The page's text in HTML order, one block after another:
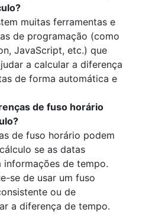
muitas ferramentas e
de programação (como
JavaScript, etc.) que
a calcular a diferença
de forma automática e
de fuso horário
de fuso horário podem
se as datas
informações de tempo.
se de usar um fuso
ou de
a diferença de tempo.